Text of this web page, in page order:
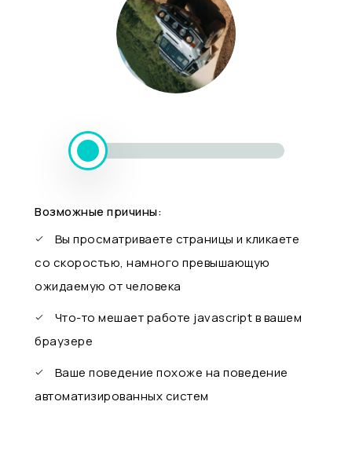
Возможные причины:
Вы просматриваете страницы и кликаете
со скоростью, намного превышающую
ожидаемую от человека
Что-то мешает работе javascript в вашем
браузере
Ваше поведение похоже на поведение
автоматизированных систем